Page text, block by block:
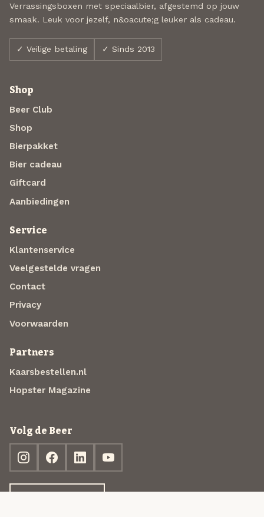
Verrassingsboxen met speciaalbier, afgestemd op jouw
smaak. Leuk voor jezelf, n&oacute;g leuker als cadeau.
✓ Veilige betaling ✓ Sinds 2013
Shop
Beer Club
Shop
Bierpakket
Bier cadeau
Giftcard
Aanbiedingen
Service
Klantenservice
Veelgestelde vragen
Contact
Privacy
Voorwaarden
Partners
Kaarsbestellen.nl
Hopster Magazine
Volg de Beer